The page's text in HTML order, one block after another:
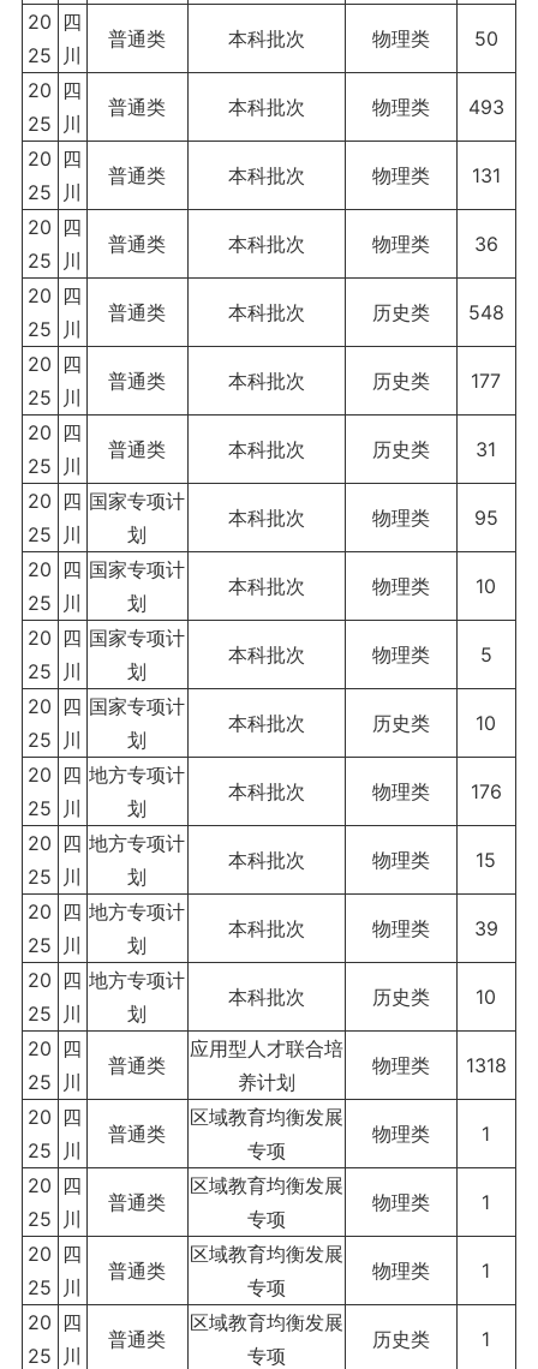
20
25
四
川
普通类 本科批次 物理类 50
20
25
四
川
普通类 本科批次 物理类 493
20
25
四
川
普通类 本科批次 物理类 131
20
25
四
川
普通类 本科批次 物理类 36
20
25
四
川
普通类 本科批次 历史类 548
20
25
四
川
普通类 本科批次 历史类 177
20
25
四
川
普通类 本科批次 历史类 31
20
25
四
川
国家专项计
划
本科批次 物理类 95
20
25
四
川
国家专项计
划
本科批次 物理类 10
20
25
四
川
国家专项计
划
本科批次 物理类 5
20
25
四
川
国家专项计
划
本科批次 历史类 10
20
25
四
川
地方专项计
划
本科批次 物理类 176
20
25
四
川
地方专项计
划
本科批次 物理类 15
20
25
四
川
地方专项计
划
本科批次 物理类 39
20
25
四
川
地方专项计
划
本科批次 历史类 10
20
25
四
川
普通类
应用型人才联合培
养计划
物理类 1318
20
25
四
川
普通类
区域教育均衡发展
专项
物理类 1
20
25
四
川
普通类
区域教育均衡发展
专项
物理类 1
20
25
四
川
普通类
区域教育均衡发展
专项
物理类 1
20
25
四
川
普通类
区域教育均衡发展
专项
历史类 1